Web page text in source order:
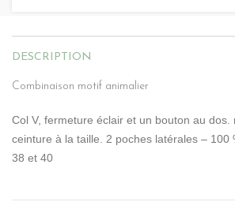
DESCRIPTION
Combinaison motif animalier
Col V, fermeture éclair et un bouton au dos.
ceinture à la taille. 2 poches latérales – 100
38 et 40